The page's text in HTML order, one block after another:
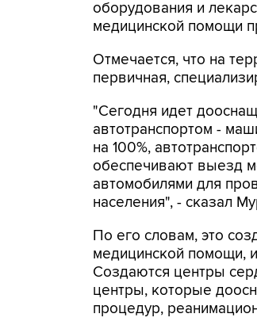
оборудования и
медицинской помощи
Отмечается, что на
первичная,
"Сегодня идет
автотранспортом -
на 100%,
обеспечивают выезд
автомобилями для
населения", - сказал
По его словам, это
медицинской помощи,
Создаются центры
центры, которые
процедур,